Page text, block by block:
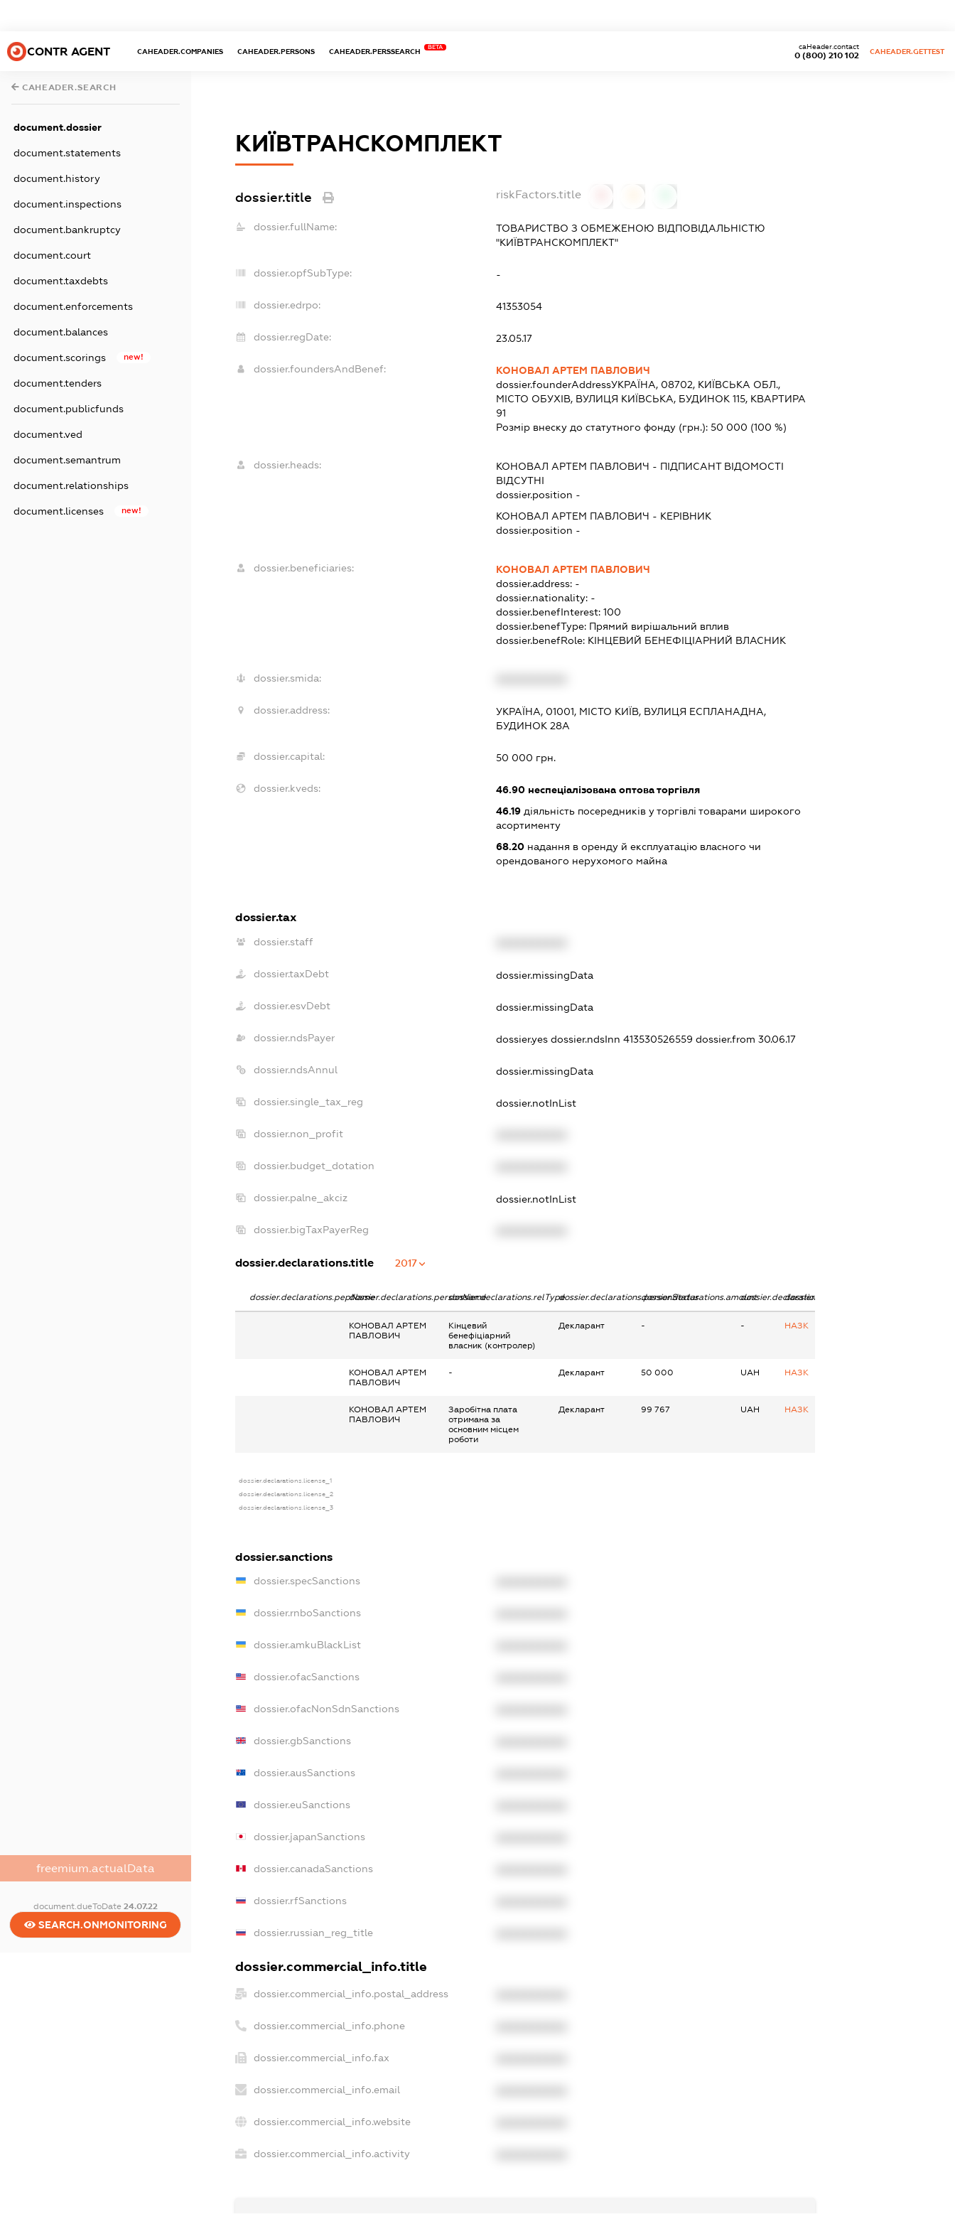
CONTR AGENT CAHEADER.COMPANIES CAHEADER.PERSONS CAHEADER.PERSSEARCH
BETA
0 (800) 210 102
caHeader.contact
CAHEADER.GETTEST
CAHEADER.SEARCH
document.dossier
document.statements
document.history
document.inspections
document.bankruptcy
document.court
document.taxdebts
document.enforcements
document.balances
document.scorings new!
document.tenders
document.publicfunds
document.ved
document.semantrum
document.relationships
document.licenses new!
freemium.actualData
document.dueToDate 24.07.22
SEARCH.ONMONITORING
КИЇВТРАНСКОМПЛЕКТ
dossier.title riskFactors.title
dossier.fullName:
ТОВАРИСТВО З ОБМЕЖЕНОЮ ВІДПОВІДАЛЬНІСТЮ
"КИЇВТРАНСКОМПЛЕКТ"
dossier.opfSubType: -
dossier.edrpo: 41353054
dossier.regDate: 23.05.17
dossier.foundersAndBenef:
КОНОВАЛ АРТЕМ ПАВЛОВИЧ
dossier.founderAddressУКРАЇНА, 08702, КИЇВСЬКА ОБЛ.,
МІСТО ОБУХІВ, ВУЛИЦЯ КИЇВСЬКА, БУДИНОК 115, КВАРТИРА
91
Розмір внеску до статутного фонду (грн.):50 000 (100 %)
dossier.heads: КОНОВАЛ АРТЕМ ПАВЛОВИЧ - ПІДПИСАНТВІДОМОСТІ
ВІДСУТНІ
dossier.position -
КОНОВАЛ АРТЕМ ПАВЛОВИЧ - КЕРІВНИК
dossier.position -
dossier.beneficiaries:
КОНОВАЛ АРТЕМ ПАВЛОВИЧ
dossier.address: -
dossier.nationality: -
dossier.benefInterest:100
dossier.benefType: Прямий вирішальний вплив
dossier.benefRole: КІНЦЕВИЙ БЕНЕФІЦІАРНИЙ ВЛАСНИК
dossier.smida:
dossier.address:
УКРАЇНА, 01001, МІСТО КИЇВ, ВУЛИЦЯ ЕСПЛАНАДНА,
БУДИНОК 28А
dossier.capital: 50 000 грн.
dossier.kveds: 46.90 неспеціалізована оптова торгівля
46.19 діяльність посередників у торгівлі товарами широкого
асортименту
68.20 надання в оренду й експлуатацію власного чи
орендованого нерухомого майна
dossier.tax
dossier.staff
dossier.taxDebt dossier.missingData
dossier.esvDebt dossier.missingData
dossier.ndsPayer dossier.yesdossier.ndsInn 413530526559dossier.from 30.06.17
dossier.ndsAnnul dossier.missingData
dossier.single_tax_reg dossier.notInList
dossier.non_profit
dossier.budget_dotation
dossier.palne_akciz dossier.notInList
dossier.bigTaxPayerReg
dossier.declarations.title 2017
dossier.declarations.pepNamedossier.declarations.personNamedossier.declarations.relTypedossier.declarations.personStatusdossier.declarations.amountdossier.declarations.currency
dossier.declarations.source
КОНОВАЛ АРТЕМ
ПАВЛОВИЧ
Кінцевий
бенефіціарний
власник (контролер)
Декларант - - НАЗК
КОНОВАЛ АРТЕМ
ПАВЛОВИЧ
- Декларант 50 000 UAH НАЗК
КОНОВАЛ АРТЕМ
ПАВЛОВИЧ
Заробітна плата
отримана за
основним місцем
роботи
Декларант 99 767 UAH НАЗК
dossier.declarations.license_1
dossier.declarations.license_2
dossier.declarations.license_3
dossier.sanctions
dossier.specSanctions
dossier.rnboSanctions
dossier.amkuBlackList
dossier.ofacSanctions
dossier.ofacNonSdnSanctions
dossier.gbSanctions
dossier.ausSanctions
dossier.euSanctions
dossier.japanSanctions
dossier.canadaSanctions
dossier.rfSanctions
dossier.russian_reg_title
dossier.commercial_info.title
dossier.commercial_info.postal_address
dossier.commercial_info.phone
dossier.commercial_info.fax
dossier.commercial_info.email
dossier.commercial_info.website
dossier.commercial_info.activity